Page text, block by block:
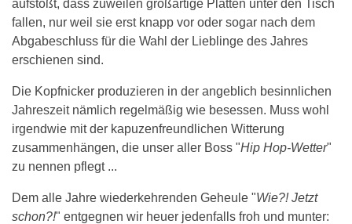
aufstößt, dass zuweilen großartige Platten unter den Tisch
fallen, nur weil sie erst knapp vor oder sogar nach dem
Abgabeschluss für die Wahl der Lieblinge des Jahres
erschienen sind.
Die Kopfnicker produzieren in der angeblich besinnlichen
Jahreszeit nämlich regelmäßig wie besessen. Muss wohl
irgendwie mit der kapuzenfreundlichen Witterung
zusammenhängen, die unser aller Boss "Hip Hop-Wetter"
zu nennen pflegt ...
Dem alle Jahre wiederkehrenden Geheule "Wie?! Jetzt
schon?!" entgegnen wir heuer jedenfalls froh und munter: